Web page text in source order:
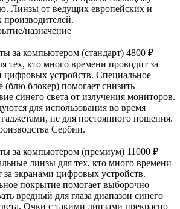
Линзы от ведущих европейских и
производителей.
назначение
за компьютером (стандарт) 4800 ₽
тех, кто много времени проводит за
цифровых устройств. Специальное
(блю блокер) помогает снизить
синего света от излучения мониторов.
для использования во время
не для постоянного ношения.
Сербии.
за компьютером (премиум) 11000 ₽
линзы для тех, кто много времени
за экранами цифровых устройств.
покрытие помогает выборочно
вредный для глаза диапазон синего
Очки с такими линзами прекрасно